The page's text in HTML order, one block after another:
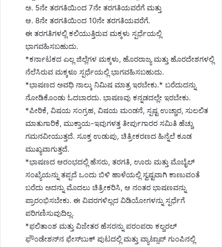
ಅ. 5ನೇ ತರಗತಿಯಿಂದ 7ನೇ ತರಗತಿಯವರೆಗೆ ಮತ್ತು
ಆ. 8ನೇ ತರಗತಿಯಿಂದ 10ನೇ ತರಗತಿಯವರೆಗೆ.
ಈ ತರಗತಿಗಳಲ್ಲಿ ಕಲಿಯುತ್ತಿರುವ ಮಕ್ಕಳು ಸ್ಪರ್ಧೆಯಲ್ಲಿ
ಭಾಗವಹಿಸಬಹುದು.
*ಕರ್ನಾಟಕದ ಎಲ್ಲ ಜಿಲ್ಲೆಗಳ ಮಕ್ಕಳು, ಹೊರರಾಜ್ಯ ಮತ್ತು ಹೊರದೇಶಗಳಲ್ಲಿ
ನೆಲೆಸಿರುವ ಮಕ್ಕಳೂ ಸ್ಪರ್ಧೆಯಲ್ಲಿ ಭಾಗವಹಿಸಬಹುದು.
*ಭಾಷಣದ ಅವಧಿ ನಾಲ್ಕು ನಿಮಿಷ ಮಾತ್ರ ಇರಬೇಕು.* ಬರೆದುದನ್ನು
ನೋಡಿಕೊಂಡು ಓದಬಾರದು. ಭಾಷಣವು ಕನ್ನಡದಲ್ಲೇ ಇರಬೇಕು.
*ಪೀಠಿಕೆ, ವಿಷಯ ಸಂಗ್ರಹ, ವಿಷಯ ಮಂಡನೆ, ಸ್ಪಷ್ಟ ಉಚ್ಚಾರ, ಸುಲಲಿತ
ಮಾತುಗಾರಿಕೆ, ಮುಕ್ತಾಯ-ಇವುಗಳತ್ತ ತೀರ್ಪುಗಾರರ ಸಮಿತಿ ಹೆಚ್ಚು
ಗಮನವೀಯುತ್ತದೆ. ಸೂಕ್ತ ಉಡುಪು, ಚಿತ್ರೀಕರಣದ ಹಿನ್ನೆಲೆ ಕೂಡ
ಮುಖ್ಯವಾಗುತ್ತದೆ.
*ಭಾಷಣದ ಆರಂಭದಲ್ಲಿ ಹೆಸರು, ತರಗತಿ, ಊರು ಮತ್ತು ಮೊಬೈಲ್
ಸಂಖ್ಯೆಯನ್ನು ತಪ್ಪದೆ ಒಂದು ಬಿಳಿ ಹಾಳೆಯಲ್ಲಿ ಸ್ವಷ್ಟವಾಗಿ ಕಾಣುವಂತೆ
ಬರೆದು ಅದನ್ನು ಮೊದಲು ಚಿತ್ರೀಕರಿಸಿ, ಆ ನಂತರ ಭಾಷಣವನ್ನು
ಪ್ರಾರಂಭಿಸಬೇಕು. ಈ ವಿವರಗಳಿಲ್ಲದ ವಿಡಿಯೋಗಳನ್ನು ಸ್ಪರ್ಧೆಗೆ
ಪರಿಗಣಿಸುವುದಿಲ್ಲ.
*ಫಲಿತಾಂಶ ಮತ್ತು ವಿಜೇತರ ಹೆಸರನ್ನು ಪರಂಪರಾ ಕಲ್ಚರಲ್
ಫೌಂಡೇಶನ್‍ನ ಫೇಸ್‍ಬುಕ್ ಪುಟದಲ್ಲಿ ಮತ್ತು ವ್ಯಾಟ್ಸಾಪ್ ಗುಂಪಿನಲ್ಲಿ